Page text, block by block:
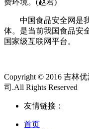
中国食品安全网是我
体。是当前我国食品安
国家级互联网平台。
Copyright © 2016 吉林
司.All Rights Reserved
友情链接：
首页